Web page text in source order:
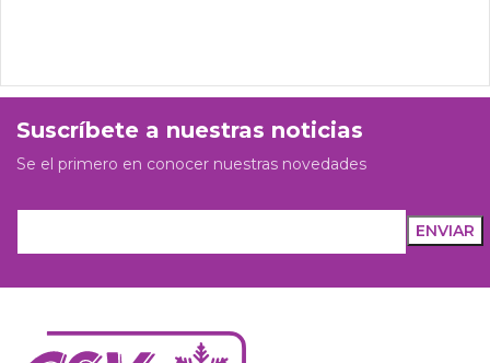
Suscríbete a nuestras noticias
Se el primero en conocer nuestras novedades